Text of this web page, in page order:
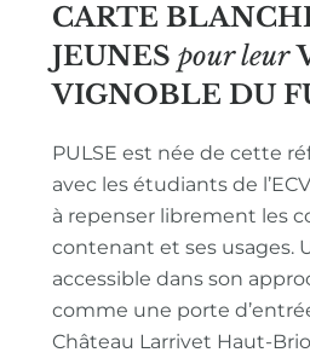
CARTE
JEUNES pour leur
VIGNOBLE DU
PULSE est née de cette
avec les étudiants de
à repenser librement les
contenant et ses usages.
accessible dans son
comme une porte
Château Larrivet Haut-